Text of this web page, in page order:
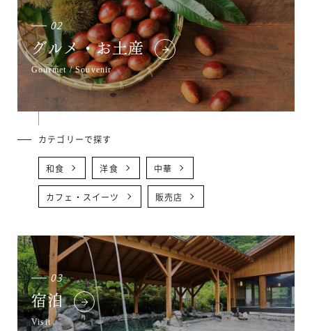
02
グルメ・お土産
Gourmet / Souvenir
カテゴリーで探す
和食 洋食 中華
カフェ・スイーツ 販売店
03
宿泊
Visit